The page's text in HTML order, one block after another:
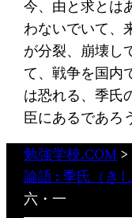
今、由と求とは
わないでいて、
が分裂、崩壊し
て、戦争を国内
は恐れる、季氏
臣にあるであろ
勉強学校.COM >
論語 : 季氏（き
六・一